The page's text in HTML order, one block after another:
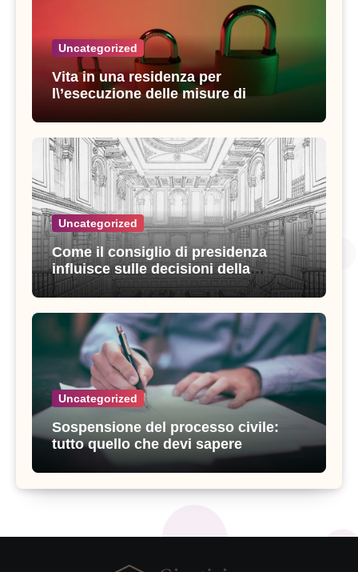
Uncategorized
Vita in una residenza per
l\’esecuzione delle misure di
Uncategorized
Come il consiglio di presidenza
influisce sulle decisioni della
giustizia amministrativa
Uncategorized
Sospensione del processo civile:
tutto quello che devi sapere